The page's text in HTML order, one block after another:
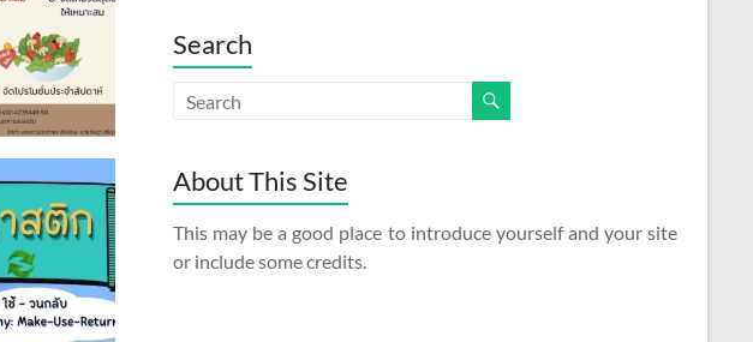
Search
About This Site
This may be a good place to introduce yourself and your site
or include some credits.